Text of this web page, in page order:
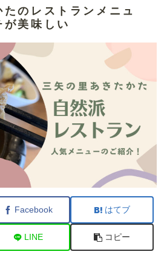
のレストランメニュ
が美味しい
Facebook はてブ
LINE コピー